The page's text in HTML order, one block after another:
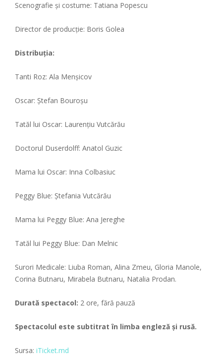
Scenografie și costume: Tatiana Popescu
Director de producţie: Boris Golea
Distribuţia:
Tanti Roz: Ala Menşicov
Oscar: Ştefan Bouroşu
Tatăl lui Oscar: Laurenţiu Vutcărău
Doctorul Duserdolff: Anatol Guzic
Mama lui Oscar: Inna Colbasiuc
Peggy Blue: Ştefania Vutcărău
Mama lui Peggy Blue: Ana Jereghe
Tatăl lui Peggy Blue: Dan Melnic
Surori Medicale: Liuba Roman, Alina Zmeu, Gloria Manole,
Corina Butnaru, Mirabela Butnaru, Natalia Prodan.
Durată spectacol: 2 ore, fără pauză
Spectacolul este subtitrat în limba engleză și rusă.
Sursa: iTicket.md